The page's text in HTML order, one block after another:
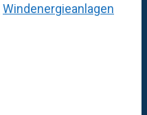
Windenergieanlagen